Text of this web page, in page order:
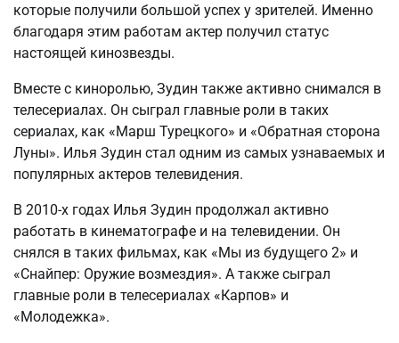
которые получили большой успех у зрителей. Именно
благодаря этим работам актер получил статус
настоящей кинозвезды.
Вместе с киноролью, Зудин также активно снимался в
телесериалах. Он сыграл главные роли в таких
сериалах, как «Марш Турецкого» и «Обратная сторона
Луны». Илья Зудин стал одним из самых узнаваемых и
популярных актеров телевидения.
В 2010-х годах Илья Зудин продолжал активно
работать в кинематографе и на телевидении. Он
снялся в таких фильмах, как «Мы из будущего 2» и
«Снайпер: Оружие возмездия». А также сыграл
главные роли в телесериалах «Карпов» и
«Молодежка».